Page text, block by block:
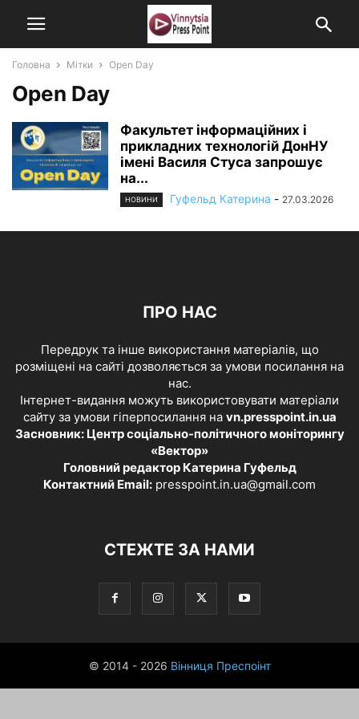
Головна Мітки Open Day
Open Day
Факультет інформаційних і
прикладних технологій ДонНУ
імені Василя Стуса запрошує
на...
НОВИНИ Гуфельд Катерина - 27.03.2026
ПРО НАС
Передрук та інше використання матеріалів, що
розміщені на сайті дозволяється за умови посилання на
нас.
Інтернет-видання можуть використовувати матеріали
сайту за умови гіперпосилання на vn.presspoint.in.ua
Засновник: Центр соціально-політичного моніторингу
«Вектор»
Головний редактор Катерина Гуфельд
Контактний Email: presspoint.in.ua@gmail.com
СТЕЖТЕ ЗА НАМИ
© 2014 - 2026 Вінниця Преспоінт